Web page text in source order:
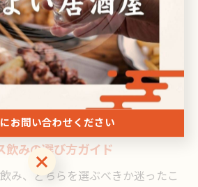
理想の飲み場を選ぶ
飲みの選び方ガイド
み、どちらを選ぶべきか迷ったこ
お問い合わせください
お問い合わせください